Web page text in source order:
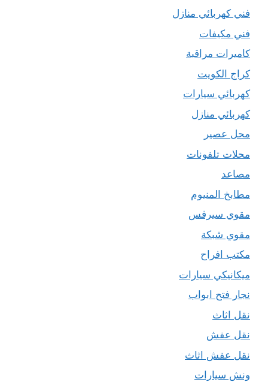
فني كهربائي منازل
فني مكيفات
كاميرات مراقبة
كراج الكويت
كهربائي سيارات
كهربائي منازل
محل عصير
محلات تلفونات
مصاعد
مطابخ المنيوم
مقوي سيرفس
مقوي شبكة
مكتب افراح
ميكانيكي سيارات
نجار فتح ابواب
نقل اثاث
نقل عفش
نقل عفش اثاث
ونش سيارات